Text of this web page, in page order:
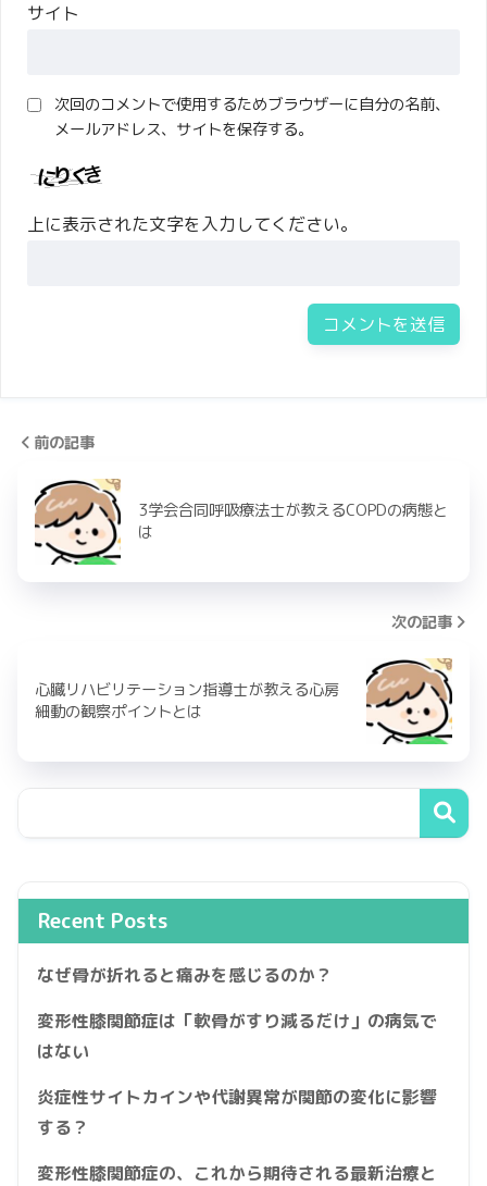
サイト
次回のコメントで使用するためブラウザーに自分の名前、
メールアドレス、サイトを保存する。
上に表示された文字を入力してください。
前の記事
3学会合同呼吸療法士が教えるCOPDの病態と
は
次の記事
心臓リハビリテーション指導士が教える心房
細動の観察ポイントとは
Recent Posts
なぜ骨が折れると痛みを感じるのか？
変形性膝関節症は「軟骨がすり減るだけ」の病気で
はない
炎症性サイトカインや代謝異常が関節の変化に影響
する？
変形性膝関節症の、これから期待される最新治療と